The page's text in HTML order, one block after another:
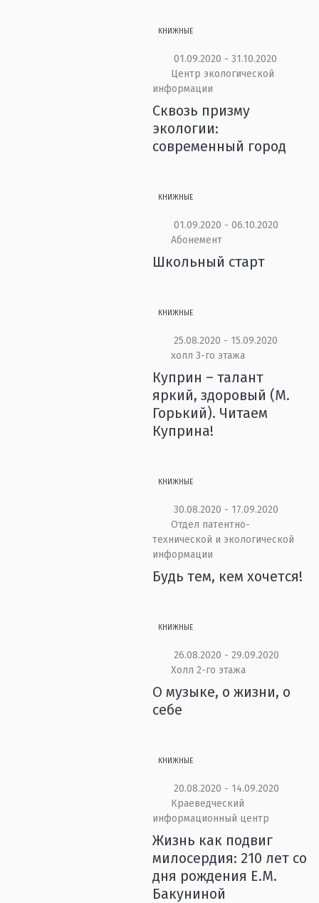
КНИЖНЫЕ
01.09.2020 - 31.10.2020
Центр экологической
информации
Сквозь призму
экологии:
современный город
КНИЖНЫЕ
01.09.2020 - 06.10.2020
Абонемент
Школьный старт
КНИЖНЫЕ
25.08.2020 - 15.09.2020
холл 3-го этажа
Куприн – талант
яркий, здоровый (М.
Горький). Читаем
Куприна!
КНИЖНЫЕ
30.08.2020 - 17.09.2020
Отдел патентно-
технической и экологической
информации
Будь тем, кем хочется!
КНИЖНЫЕ
26.08.2020 - 29.09.2020
Холл 2-го этажа
О музыке, о жизни, о
себе
КНИЖНЫЕ
20.08.2020 - 14.09.2020
Краеведческий
информационный центр
Жизнь как подвиг
милосердия: 210 лет со
дня рождения Е.М.
Бакуниной